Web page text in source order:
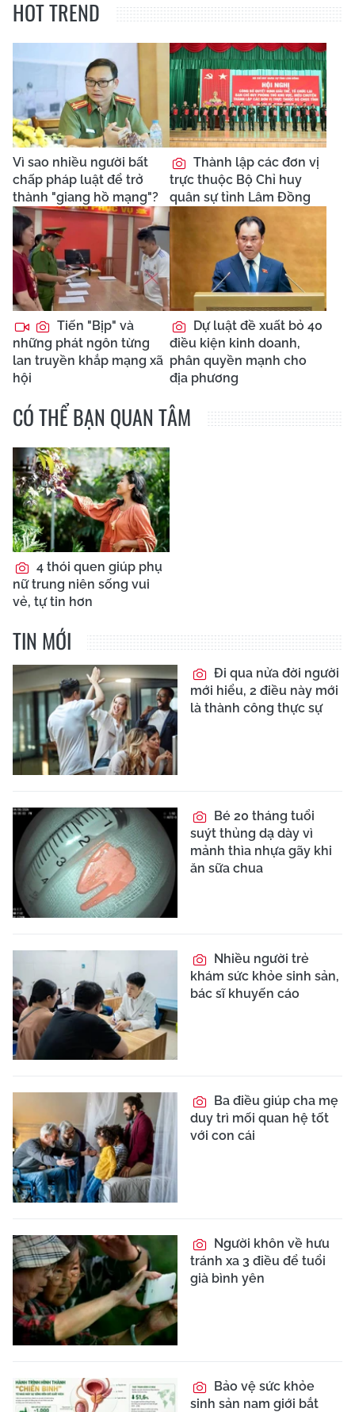
HOT TREND
Vì sao nhiều người bất
chấp pháp luật để trở
thành "giang hồ mạng"?
Thành lập các đơn vị
trực thuộc Bộ Chỉ huy
quân sự tỉnh Lâm Đồng
Tiến "Bịp" và
những phát ngôn từng
lan truyền khắp mạng xã
hội
Dự luật đề xuất bỏ 40
điều kiện kinh doanh,
phân quyền mạnh cho
địa phương
CÓ THỂ BẠN QUAN TÂM
4 thói quen giúp phụ
nữ trung niên sống vui
vẻ, tự tin hơn
TIN MỚI
Đi qua nửa đời người
mới hiểu, 2 điều này mới
là thành công thực sự
Bé 20 tháng tuổi
suýt thủng dạ dày vì
mảnh thìa nhựa gãy khi
ăn sữa chua
Nhiều người trẻ
khám sức khỏe sinh sản,
bác sĩ khuyến cáo
Ba điều giúp cha mẹ
duy trì mối quan hệ tốt
với con cái
Người khôn về hưu
tránh xa 3 điều để tuổi
già bình yên
Bảo vệ sức khỏe
sinh sản nam giới bắt